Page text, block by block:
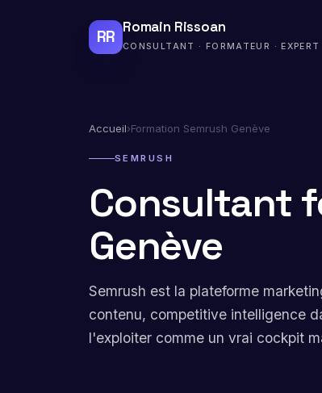
RR
Romain Rissoan
CONSULTANT · FORMATEUR · EXPERT
Accueil›Formation Semrush Genève
SEMRUSH
Consultant
Genève
Semrush est la plateforme
contenu, competitive intelligence
l'exploiter comme un vrai cockpit